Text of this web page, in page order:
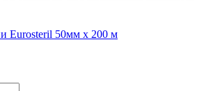
Eurosteril 50мм х 200 м